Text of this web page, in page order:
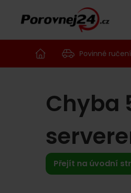
Povinné ručení
Chyba
Přejít na úvodní